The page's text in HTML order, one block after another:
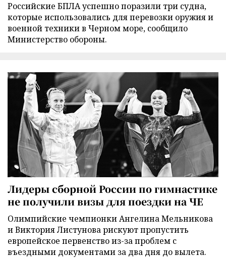
Российские БПЛА успешно поразили три судна,
которые использовались для перевозки оружия и
военной техники в Черном море, сообщило
Министерство обороны.
Лидеры сборной России по гимнастике
не получили визы для поездки на ЧЕ
Олимпийские чемпионки Ангелина Мельникова
и Виктория Листунова рискуют пропустить
европейское первенство из-за проблем с
въездными документами за два дня до вылета.